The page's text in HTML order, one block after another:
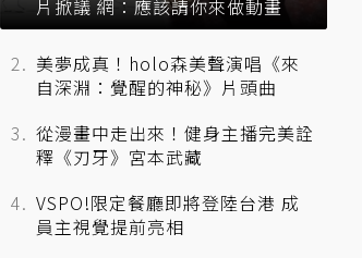
片掀議 網：應該請你來做動畫
美夢成真！holo森美聲演唱《來
自深淵：覺醒的神秘》片頭曲
從漫畫中走出來！健身主播完美詮
釋《刃牙》宮本武藏
VSPO!限定餐廳即將登陸台港 成
員主視覺提前亮相